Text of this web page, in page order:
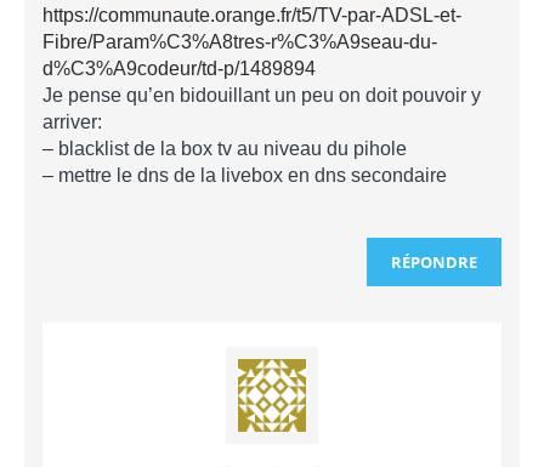
https://communaute.orange.fr/t5/TV-par-ADSL-et-
Fibre/Param%C3%A8tres-r%C3%A9seau-du-
d%C3%A9codeur/td-p/1489894
Je pense qu’en bidouillant un peu on doit pouvoir y
arriver:
– blacklist de la box tv au niveau du pihole
– mettre le dns de la livebox en dns secondaire
RÉPONDRE